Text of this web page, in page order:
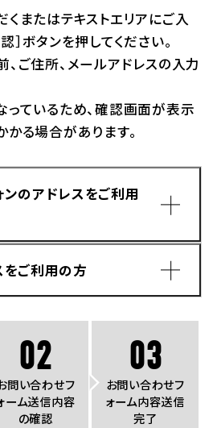
またはテキストエリアにご入
］ボタンを押してください。
ご住所、メールアドレスの入力
ているため、確認画面が表示
る場合があります。
ンのアドレスをご利用
をご利用の方
02
問い合わせフ
ーム送信内容
の確認
03
お問い合わせフ
ォーム内容送信
完了
仙台泉
西東京
練馬
板橋
大田
立川
磯子
横浜都筑
名古屋南
小牧
名古屋東
豊橋
名古屋上小田井
岐阜
箕面
藤井寺
東淀川
京都伏見
京都北山
広島
高松
福岡東
久留米
福岡春日
熊本